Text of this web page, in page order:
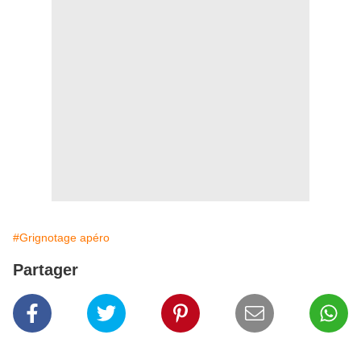
#Grignotage apéro
Partager